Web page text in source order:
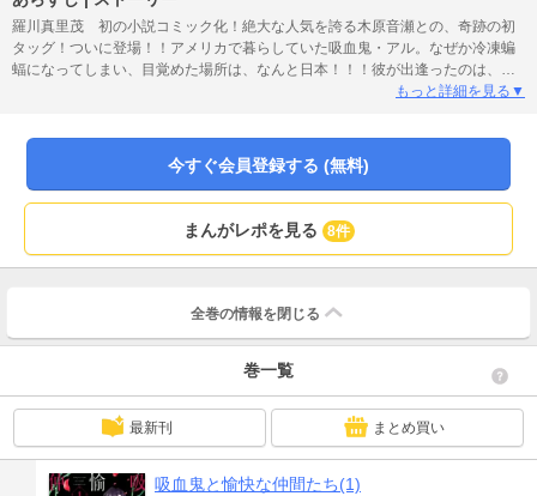
羅川真里茂 初の小説コミック化！絶大な人気を誇る木原音瀬との、奇跡の初
タッグ！ついに登場！！アメリカで暮らしていた吸血鬼・アル。なぜか冷凍蝙
蝠になってしまい、目覚めた場所は、なんと日本！！！彼が出逢ったのは、血
もっと詳細を見る▼
今すぐ会員登録する (無料)
まんがレポを見る 8件
全巻の情報を 閉じる
巻一覧
最新刊 まとめ買い
吸血鬼と愉快な仲間たち(1)